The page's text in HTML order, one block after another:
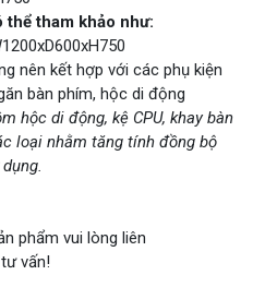
tham khảo như:
nên kết hợp với các phụ kiện
bàn phím, hộc di động
hộc di động, kệ CPU, khay bàn
loại nhằm tăng tính đồng bộ
phẩm vui lòng liên
vấn!